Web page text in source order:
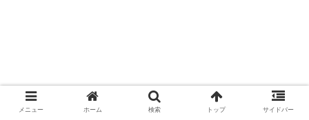
メニュー ホーム 検索 トップ サイドバー